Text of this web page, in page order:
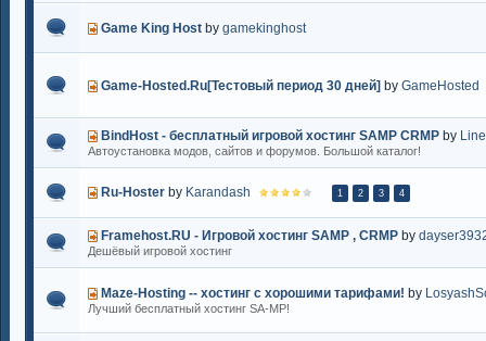
Game King Host by gamekinghost
Game-Hosted.Ru[Тестовый период 30 дней] by GameHosted
BindHost - бесплатный игровой хостинг SAMP CRMP by
Автоустановка модов, сайтов и форумов. Большой каталог!
Ru-Hoster by Karandash 1 2 3 4
Framehost.RU - Игровой хостинг SAMP , CRMP by
Дешёвый игровой хостинг
Maze-Hosting -- хостинг с хорошими тарифами! by
Лучший бесплатный хостинг SA-MP!